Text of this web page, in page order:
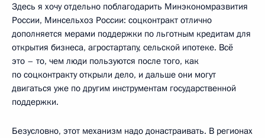
Здесь я хочу отдельно поблагодарить Минэкономразвития
России, Минсельхоз России: соцконтракт отлично
дополняется мерами поддержки по льготным кредитам для
открытия бизнеса, агростартапу, сельской ипотеке. Всё
это – то, чем люди пользуются после того, как
по соцконтракту открыли дело, и дальше они могут
двигаться уже по другим инструментам государственной
поддержки.
Безусловно, этот механизм надо донастраивать. В регионах